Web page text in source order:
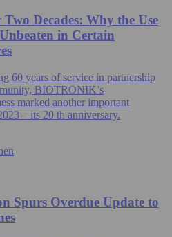
Decades: Why the Use
in Certain
60 years of service in partnership
BIOTRONIK’s
marked another important
– its 20 th anniversary.
Spurs Overdue Update to